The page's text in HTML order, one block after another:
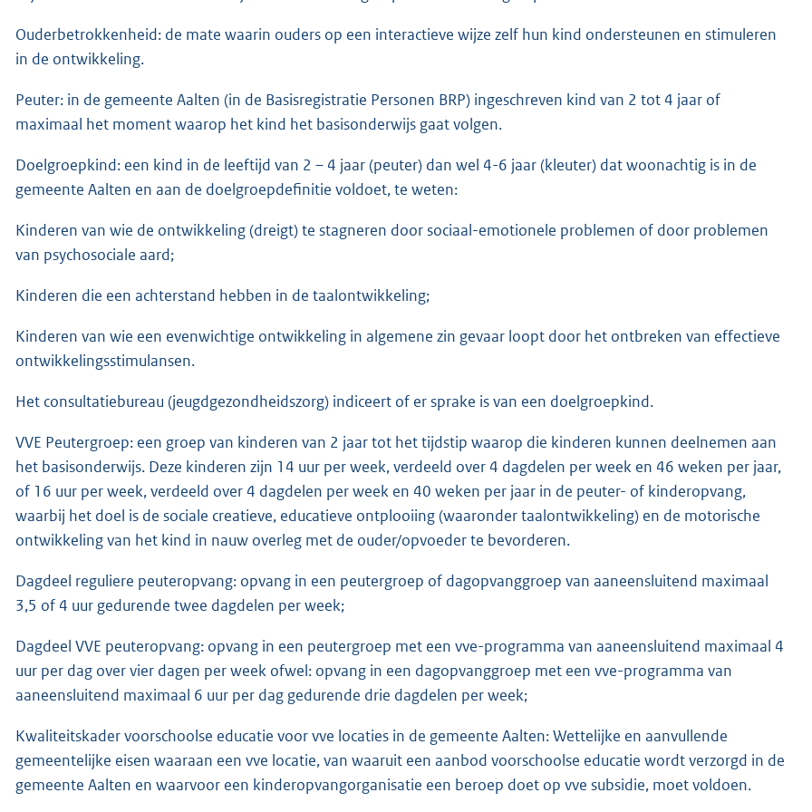
Ouderbetrokkenheid: de mate waarin ouders op een interactieve wijze zelf hun kind ondersteunen en stimuleren
in de ontwikkeling.
Peuter: in de gemeente Aalten (in de Basisregistratie Personen BRP) ingeschreven kind van 2 tot 4 jaar of
maximaal het moment waarop het kind het basisonderwijs gaat volgen.
Doelgroepkind: een kind in de leeftijd van 2 – 4 jaar (peuter) dan wel 4-6 jaar (kleuter) dat woonachtig is in de
gemeente Aalten en aan de doelgroepdefinitie voldoet, te weten:
Kinderen van wie de ontwikkeling (dreigt) te stagneren door sociaal-emotionele problemen of door problemen
van psychosociale aard;
Kinderen die een achterstand hebben in de taalontwikkeling;
Kinderen van wie een evenwichtige ontwikkeling in algemene zin gevaar loopt door het ontbreken van effectieve
ontwikkelingsstimulansen.
Het consultatiebureau (jeugdgezondheidszorg) indiceert of er sprake is van een doelgroepkind.
VVE Peutergroep: een groep van kinderen van 2 jaar tot het tijdstip waarop die kinderen kunnen deelnemen aan
het basisonderwijs. Deze kinderen zijn 14 uur per week, verdeeld over 4 dagdelen per week en 46 weken per jaar,
of 16 uur per week, verdeeld over 4 dagdelen per week en 40 weken per jaar in de peuter- of kinderopvang,
waarbij het doel is de sociale creatieve, educatieve ontplooiing (waaronder taalontwikkeling) en de motorische
ontwikkeling van het kind in nauw overleg met de ouder/opvoeder te bevorderen.
Dagdeel reguliere peuteropvang: opvang in een peutergroep of dagopvanggroep van aaneensluitend maximaal
3,5 of 4 uur gedurende twee dagdelen per week;
Dagdeel VVE peuteropvang: opvang in een peutergroep met een vve-programma van aaneensluitend maximaal 4
uur per dag over vier dagen per week ofwel: opvang in een dagopvanggroep met een vve-programma van
aaneensluitend maximaal 6 uur per dag gedurende drie dagdelen per week;
Kwaliteitskader voorschoolse educatie voor vve locaties in de gemeente Aalten: Wettelijke en aanvullende
gemeentelijke eisen waaraan een vve locatie, van waaruit een aanbod voorschoolse educatie wordt verzorgd in de
gemeente Aalten en waarvoor een kinderopvangorganisatie een beroep doet op vve subsidie, moet voldoen.